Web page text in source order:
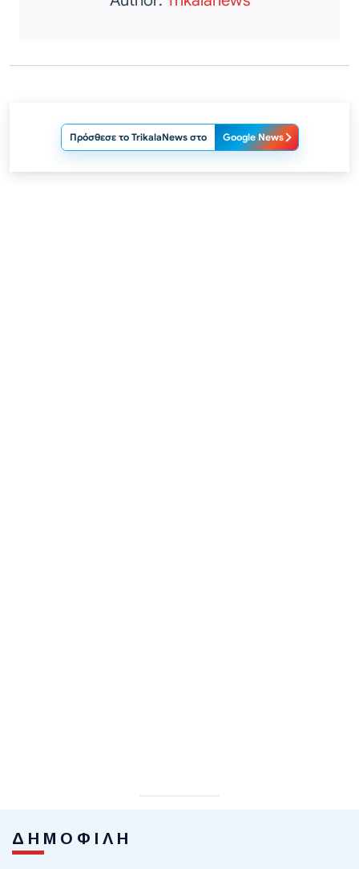
Πρόσθεσε το TrikalaNews στο Google News
ΔΗΜΟΦΙΛΗ